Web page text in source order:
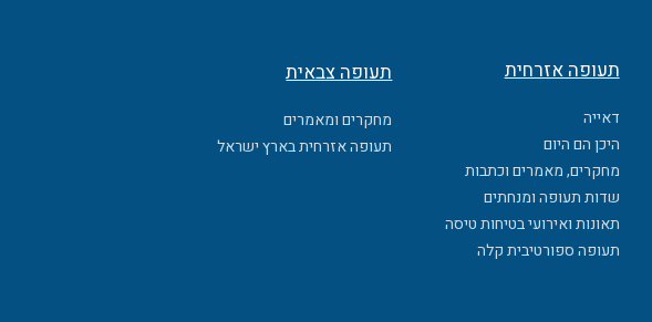
תעופה אזרחית
דאייה
היכן הם היום
מחקרים, מאמרים וכתבות
שדות תעופה ומנחתים
תאונות ואירועי בטיחות טיסה
תעופה ספורטיבית קלה
תעופה צבאית
מחקרים ומאמרים
תעופה אזרחית בארץ ישראל